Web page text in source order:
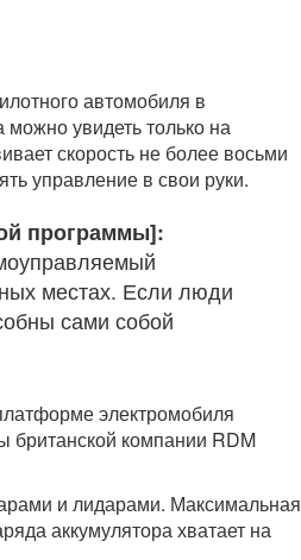
автомобиля в
увидеть только на
скорость не более восьми
управление в свои руки.
программы]:
местах. Если люди
сами собой
электромобиля
британской компании RDM
и лидарами. Максимальная
аккумулятора хватает на